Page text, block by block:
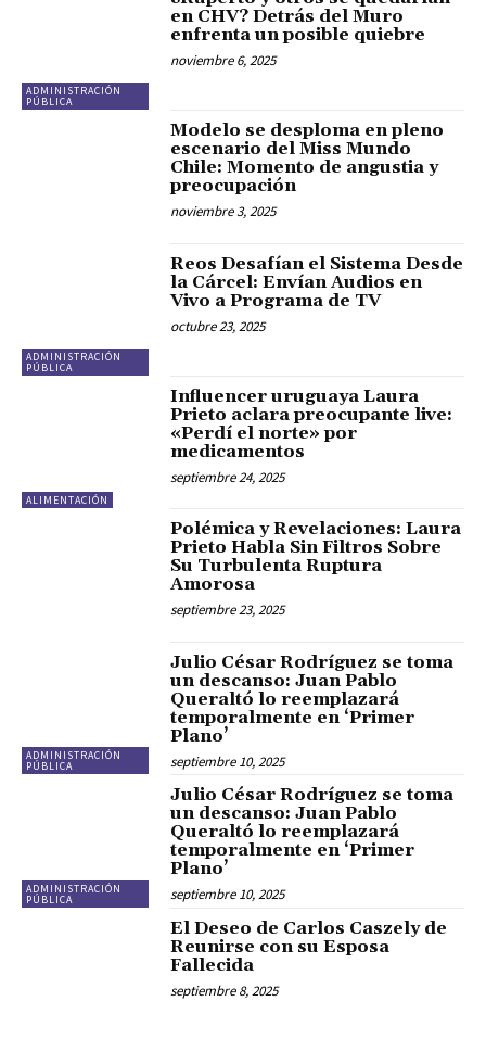
ADMINISTRACIÓN
PÚBLICA
en CHV? Detrás del Muro
enfrenta un posible quiebre
noviembre 6, 2025
Modelo se desploma en pleno
escenario del Miss Mundo
Chile: Momento de angustia y
preocupación
noviembre 3, 2025
ADMINISTRACIÓN
PÚBLICA
Reos Desafían el Sistema Desde
la Cárcel: Envían Audios en
Vivo a Programa de TV
octubre 23, 2025
ALIMENTACIÓN
Influencer uruguaya Laura
Prieto aclara preocupante live:
«Perdí el norte» por
medicamentos
septiembre 24, 2025
Polémica y Revelaciones: Laura
Prieto Habla Sin Filtros Sobre
Su Turbulenta Ruptura
Amorosa
septiembre 23, 2025
ADMINISTRACIÓN
PÚBLICA
Julio César Rodríguez se toma
un descanso: Juan Pablo
Queraltó lo reemplazará
temporalmente en ‘Primer
Plano’
septiembre 10, 2025
ADMINISTRACIÓN
PÚBLICA
Julio César Rodríguez se toma
un descanso: Juan Pablo
Queraltó lo reemplazará
temporalmente en ‘Primer
Plano’
septiembre 10, 2025
El Deseo de Carlos Caszely de
Reunirse con su Esposa
Fallecida
septiembre 8, 2025